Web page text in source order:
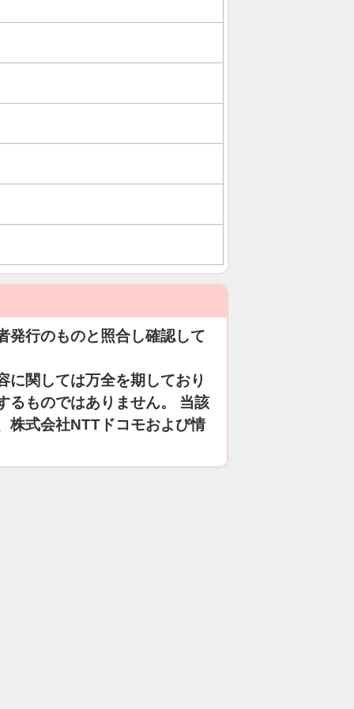
発行のものと照合し確認して
に関しては万全を期しており
るものではありません。 当該
株式会社NTTドコモおよび情